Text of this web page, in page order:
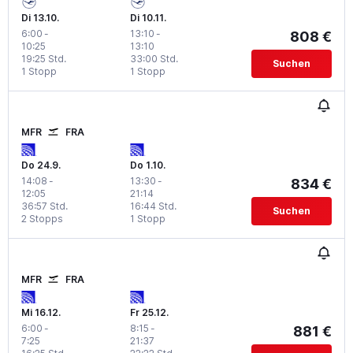
Di 13.10.
6:00 -
10:25
1 Stopp
19:25 Std.
Di 10.11.
13:10 -
13:10
1 Stopp
33:00 Std.
808 €
Suchen
MFR FRA
Do 24.9.
14:08 -
12:05
2 Stopps
36:57 Std.
Do 1.10.
13:30 -
21:14
1 Stopp
16:44 Std.
834 €
Suchen
MFR FRA
Mi 16.12.
6:00 -
7:25
Fr 25.12.
8:15 -
21:37
881 €